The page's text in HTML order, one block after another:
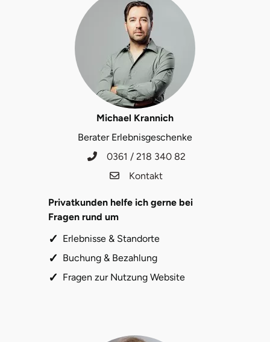
Michael Krannich
Berater Erlebnisgeschenke
0361 / 218 340 82
Kontakt
Privatkunden helfe ich gerne bei
Fragen rund um
Erlebnisse & Standorte
Buchung & Bezahlung
Fragen zur Nutzung Website